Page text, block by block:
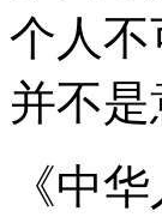
个人
并不
《中